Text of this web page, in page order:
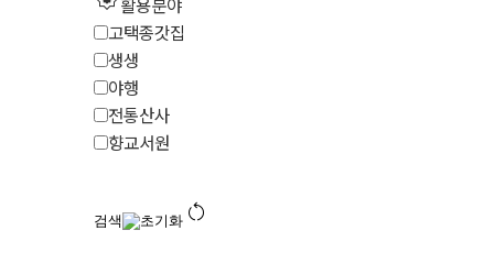
고택종갓집
생생
야행
전통산사
향교서원
검색 초기화 restart_alt